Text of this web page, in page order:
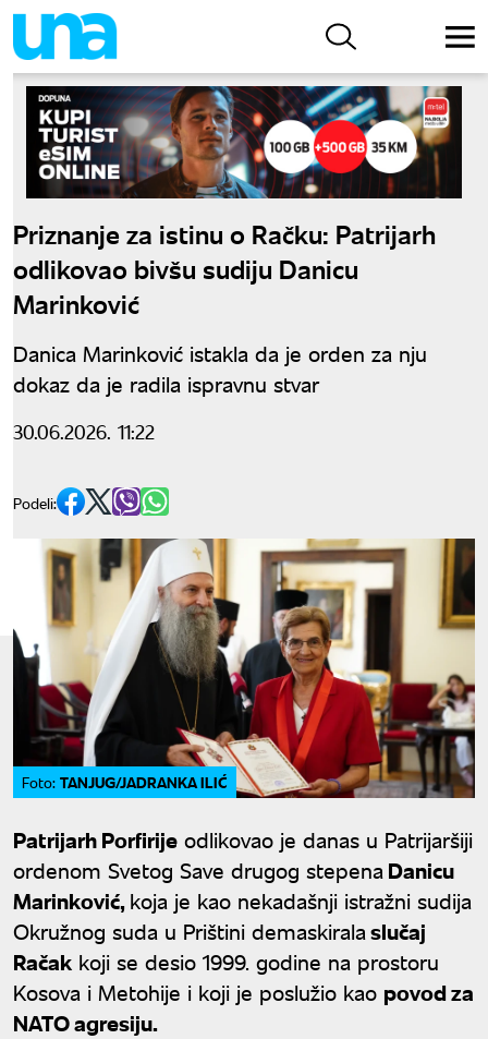
Priznanje za istinu o Račku: Patrijarh
odlikovao bivšu sudiju Danicu
Marinković
Danica Marinković istakla da je orden za nju
dokaz da je radila ispravnu stvar
30.06.2026. 11:22
Podeli:
Foto: TANJUG/JADRANKA ILIĆ
Patrijarh Porfirije odlikovao je danas u Patrijaršiji
ordenom Svetog Save drugog stepena Danicu
Marinković,koja je kao nekadašnji istražni sudija
Okružnog suda u Prištini demaskiralaslučaj
Račak koji se desio 1999. godine na prostoru
Kosova i Metohije i koji je poslužio kao povod za
NATO agresiju.